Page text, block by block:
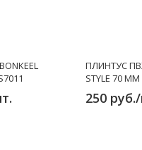
ПЛИНТУС
STYLE 70 ММ
250